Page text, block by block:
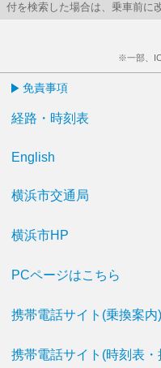
付を検索した場合は、乗車前に
※一部、
免責事項
経路・時刻表
English
横浜市交通局
横浜市HP
PCページはこちら
携帯電話サイト(乗換案内
携帯電話サイト(時刻表